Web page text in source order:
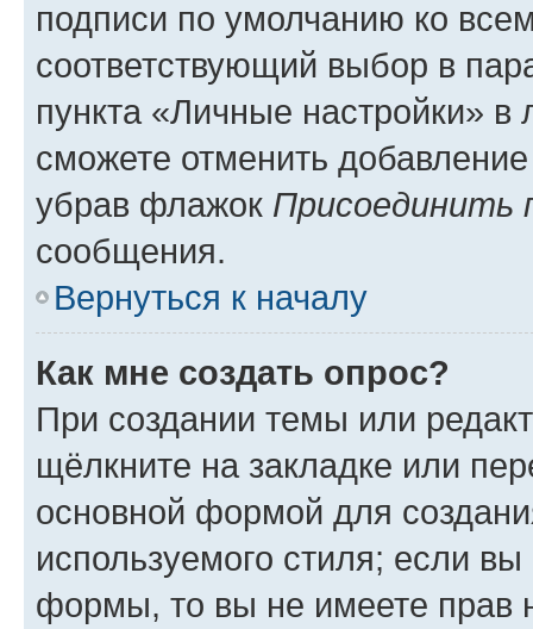
подписи по умолчанию ко
соответствующий выбор в
пункта «Личные настройки»
сможете отменить
убрав флажок Присоединить
сообщения.
Вернуться к началу
Как мне создать опрос?
При создании темы или
щёлкните на закладке или
основной формой для
используемого стиля; если
формы, то вы не имеете прав